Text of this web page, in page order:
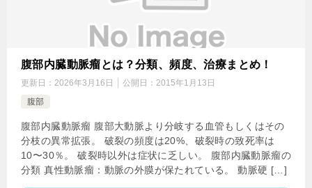
腹部内臓動脈瘤とは？分類、頻度、治療まとめ！
更新日： 2026年3月16日 公開日： 2015年1月13日
腹部
腹部内臓動脈瘤 腹部大動脈より分岐する血管もしくはその
分枝の異常拡張。 破裂の頻度は20%、破裂時の致死率は
10〜30％。 破裂時以外は症状に乏しい。 腹部内臓動脈瘤の
分類 真性動脈瘤：動脈の外膜が保たれている。 動脈硬 […]